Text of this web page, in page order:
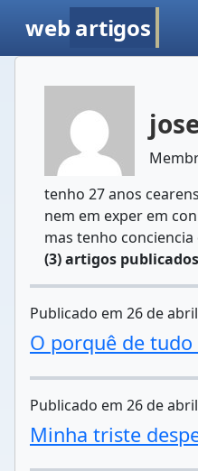
web artigos
tenho 27 anos
nem em exper em
mas tenho
(3) artigos publicados
Publicado em 26 de
O porquê de tudo
Publicado em 26 de
Minha triste